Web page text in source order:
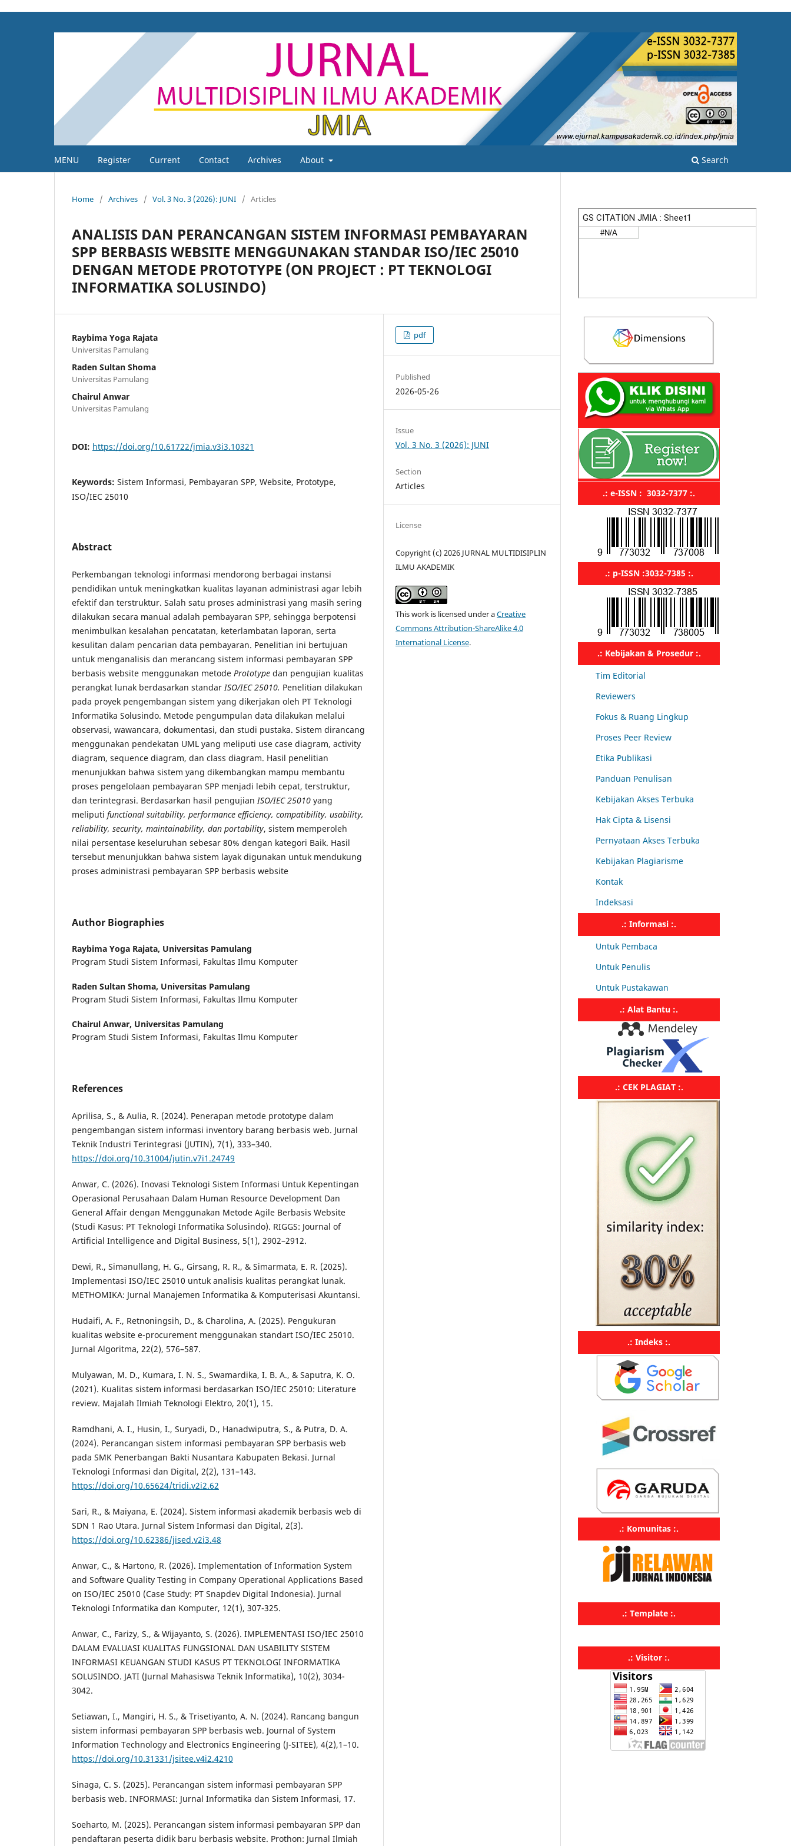
MENU Register Current Contact Archives About Search
Home / Archives / Vol. 3 No. 3 (2026): JUNI / Articles
ANALISIS DAN PERANCANGAN SISTEM INFORMASI PEMBAYARAN
SPP BERBASIS WEBSITE MENGGUNAKAN STANDAR ISO/IEC 25010
DENGAN METODE PROTOTYPE (ON PROJECT : PT TEKNOLOGI
INFORMATIKA SOLUSINDO)
Raybima Yoga Rajata
Universitas Pamulang
Raden Sultan Shoma
Universitas Pamulang
Chairul Anwar
Universitas Pamulang
DOI: https://doi.org/10.61722/jmia.v3i3.10321
Keywords: Sistem Informasi, Pembayaran SPP, Website, Prototype,
ISO/IEC 25010
Abstract
Perkembangan teknologi informasi mendorong berbagai instansi
pendidikan untuk meningkatkan kualitas layanan administrasi agar lebih
efektif dan terstruktur. Salah satu proses administrasi yang masih sering
dilakukan secara manual adalah pembayaran SPP, sehingga berpotensi
menimbulkan kesalahan pencatatan, keterlambatan laporan, serta
kesulitan dalam pencarian data pembayaran. Penelitian ini bertujuan
untuk menganalisis dan merancang sistem informasi pembayaran SPP
berbasis website menggunakan metode Prototype dan pengujian kualitas
perangkat lunak berdasarkan standar ISO/IEC 25010. Penelitian dilakukan
pada proyek pengembangan sistem yang dikerjakan oleh PT Teknologi
Informatika Solusindo. Metode pengumpulan data dilakukan melalui
observasi, wawancara, dokumentasi, dan studi pustaka. Sistem dirancang
menggunakan pendekatan UML yang meliputi use case diagram, activity
diagram, sequence diagram, dan class diagram. Hasil penelitian
menunjukkan bahwa sistem yang dikembangkan mampu membantu
proses pengelolaan pembayaran SPP menjadi lebih cepat, terstruktur,
dan terintegrasi. Berdasarkan hasil pengujian ISO/IEC 25010 yang
meliputi functional suitability, performance efficiency, compatibility, usability,
reliability, security, maintainability, dan portability, sistem memperoleh
nilai persentase keseluruhan sebesar 80% dengan kategori Baik. Hasil
tersebut menunjukkan bahwa sistem layak digunakan untuk mendukung
proses administrasi pembayaran SPP berbasis website
Author Biographies
Raybima Yoga Rajata, Universitas Pamulang
Program Studi Sistem Informasi, Fakultas Ilmu Komputer
Raden Sultan Shoma, Universitas Pamulang
Program Studi Sistem Informasi, Fakultas Ilmu Komputer
Chairul Anwar, Universitas Pamulang
Program Studi Sistem Informasi, Fakultas Ilmu Komputer
References
Aprilisa, S., & Aulia, R. (2024). Penerapan metode prototype dalam
pengembangan sistem informasi inventory barang berbasis web. Jurnal
Teknik Industri Terintegrasi (JUTIN), 7(1), 333–340.
https://doi.org/10.31004/jutin.v7i1.24749
Anwar, C. (2026). Inovasi Teknologi Sistem Informasi Untuk Kepentingan
Operasional Perusahaan Dalam Human Resource Development Dan
General Affair dengan Menggunakan Metode Agile Berbasis Website
(Studi Kasus: PT Teknologi Informatika Solusindo). RIGGS: Journal of
Artificial Intelligence and Digital Business, 5(1), 2902–2912.
Dewi, R., Simanullang, H. G., Girsang, R. R., & Simarmata, E. R. (2025).
Implementasi ISO/IEC 25010 untuk analisis kualitas perangkat lunak.
METHOMIKA: Jurnal Manajemen Informatika & Komputerisasi Akuntansi.
Hudaifi, A. F., Retnoningsih, D., & Charolina, A. (2025). Pengukuran
kualitas website e-procurement menggunakan standart ISO/IEC 25010.
Jurnal Algoritma, 22(2), 576–587.
Mulyawan, M. D., Kumara, I. N. S., Swamardika, I. B. A., & Saputra, K. O.
(2021). Kualitas sistem informasi berdasarkan ISO/IEC 25010: Literature
review. Majalah Ilmiah Teknologi Elektro, 20(1), 15.
Ramdhani, A. I., Husin, I., Suryadi, D., Hanadwiputra, S., & Putra, D. A.
(2024). Perancangan sistem informasi pembayaran SPP berbasis web
pada SMK Penerbangan Bakti Nusantara Kabupaten Bekasi. Jurnal
Teknologi Informasi dan Digital, 2(2), 131–143.
https://doi.org/10.65624/tridi.v2i2.62
Sari, R., & Maiyana, E. (2024). Sistem informasi akademik berbasis web di
SDN 1 Rao Utara. Jurnal Sistem Informasi dan Digital, 2(3).
https://doi.org/10.62386/jised.v2i3.48
Anwar, C., & Hartono, R. (2026). Implementation of Information System
and Software Quality Testing in Company Operational Applications Based
on ISO/IEC 25010 (Case Study: PT Snapdev Digital Indonesia). Jurnal
Teknologi Informatika dan Komputer, 12(1), 307-325.
Anwar, C., Farizy, S., & Wijayanto, S. (2026). IMPLEMENTASI ISO/IEC 25010
DALAM EVALUASI KUALITAS FUNGSIONAL DAN USABILITY SISTEM
INFORMASI KEUANGAN STUDI KASUS PT TEKNOLOGI INFORMATIKA
SOLUSINDO. JATI (Jurnal Mahasiswa Teknik Informatika), 10(2), 3034-
3042.
Setiawan, I., Mangiri, H. S., & Trisetiyanto, A. N. (2024). Rancang bangun
sistem informasi pembayaran SPP berbasis web. Journal of System
Information Technology and Electronics Engineering (J-SITEE), 4(2),1–10.
https://doi.org/10.31331/jsitee.v4i2.4210
Sinaga, C. S. (2025). Perancangan sistem informasi pembayaran SPP
berbasis web. INFORMASI: Jurnal Informatika dan Sistem Informasi, 17.
Soeharto, M. (2025). Perancangan sistem informasi pembayaran SPP dan
pendaftaran peserta didik baru berbasis website. Prothon: Jurnal Ilmiah
pdf
Published
2026-05-26
Issue
Vol. 3 No. 3 (2026): JUNI
Section
Articles
License
Copyright (c) 2026 JURNAL MULTIDISIPLIN
ILMU AKADEMIK
This work is licensed under aCreative
Commons Attribution-ShareAlike 4.0
International License.
.: e-ISSN : 3032-7377 :.
.: p-ISSN :3032-7385 :.
.: Kebijakan & Prosedur :.
Tim Editorial
Reviewers
Fokus & Ruang Lingkup
Proses Peer Review
Etika Publikasi
Panduan Penulisan
Kebijakan Akses Terbuka
Hak Cipta & Lisensi
Pernyataan Akses Terbuka
Kebijakan Plagiarisme
Kontak
Indeksasi
.: Informasi :.
Untuk Pembaca
Untuk Penulis
Untuk Pustakawan
.: Alat Bantu :.
.: CEK PLAGIAT :.
.: Indeks :.
.: Komunitas :.
.: Template :.
.: Visitor :.